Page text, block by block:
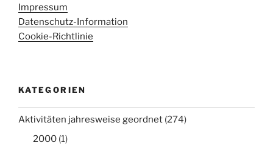
Impressum
Datenschutz-Information
Cookie-Richtlinie
KATEGORIEN
Aktivitäten jahresweise geordnet (274)
2000 (1)